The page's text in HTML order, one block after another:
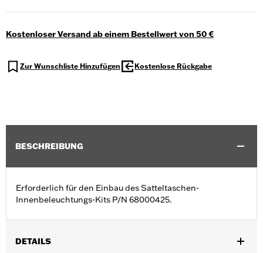
Kostenloser Versand ab einem Bestellwert von 50 €
Zur Wunschliste Hinzufügen Kostenlose Rückgabe
BESCHREIBUNG
Erforderlich für den Einbau des Satteltaschen-
Innenbeleuchtungs-Kits P/N 68000425.
DETAILS